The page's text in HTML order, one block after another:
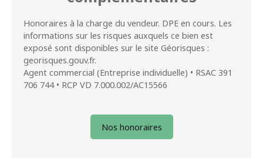
Honoraires à la charge du vendeur. DPE en cours. Les
informations sur les risques auxquels ce bien est
exposé sont disponibles sur le site Géorisques :
georisques.gouv.fr.
Agent commercial (Entreprise individuelle) • RSAC 391
706 744 • RCP VD 7.000.002/AC15566
Nos honoraires